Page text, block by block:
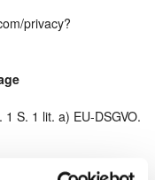
privacy?
S. 1 lit. a) EU-DSGVO.